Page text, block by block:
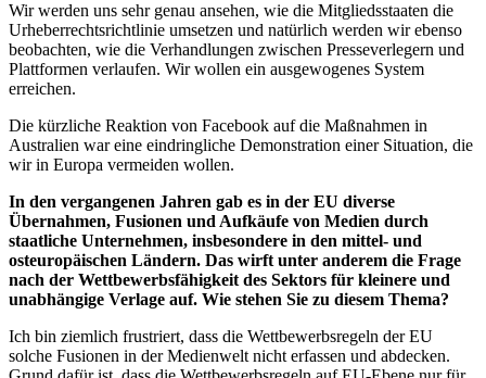
Wir werden uns sehr genau ansehen, wie die Mitgliedsstaaten die
Urheberrechtsrichtlinie umsetzen und natürlich werden wir ebenso
beobachten, wie die Verhandlungen zwischen Presseverlegern und
Plattformen verlaufen. Wir wollen ein ausgewogenes System
erreichen.
Die kürzliche Reaktion von Facebook auf die Maßnahmen in
Australien war eine eindringliche Demonstration einer Situation, die
wir in Europa vermeiden wollen.
In den vergangenen Jahren gab es in der EU diverse
Übernahmen, Fusionen und Aufkäufe von Medien durch
staatliche Unternehmen, insbesondere in den mittel- und
osteuropäischen Ländern. Das wirft unter anderem die Frage
nach der Wettbewerbsfähigkeit des Sektors für kleinere und
unabhängige Verlage auf. Wie stehen Sie zu diesem Thema?
Ich bin ziemlich frustriert, dass die Wettbewerbsregeln der EU
solche Fusionen in der Medienwelt nicht erfassen und abdecken.